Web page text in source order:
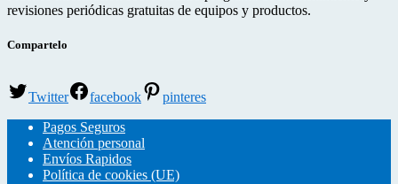
revisiones periódicas gratuitas de equipos y productos.
Compartelo
Twitter facebook
pinteres
Pagos Seguros
Atención personal
Envíos Rapidos
Política de cookies (UE)